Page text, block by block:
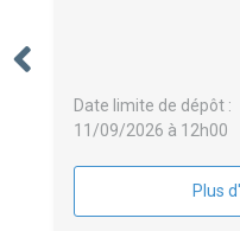
Date limite de dépôt :
11/09/2026 à 12h00
Plus